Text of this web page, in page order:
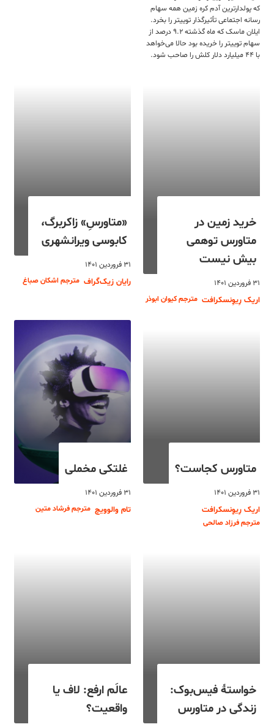
که پولدارترین آدم کره زمین همه سهام
رسانه اجتماعی تأثیرگذار توییتر را بخرد.
ایلان ماسک که ماه گذشته ۹.۲ درصد از
سهام توییتر را خریده بود حالا می‌خواهد
با ۴۴ میلیارد دلار کلش را صاحب شود.
خرید زمین در
متاورس توهمی
بیش نیست
۳۱ فروردین ۱۴۰۱
اریک رِیوِنسکرافت مترجم کیوان ابوذر
«متاورسِ» زاکربرگ،
کابوسی ویرانشهری
۳۱ فروردین ۱۴۰۱
رایان زیک‌گراف مترجم اشکان صباغ
متاورس کجاست؟
۳۱ فروردین ۱۴۰۱
اریک رِیوِنسکرافت
مترجم فرزاد صالحی
غلتکی مخملی
۳۱ فروردین ۱۴۰۱
تام والوویچ مترجم فرشاد متین
خواستۀ فیس‌بوک:
زندگی در متاورس
عالَم ارفع: لاف یا
واقعیت؟